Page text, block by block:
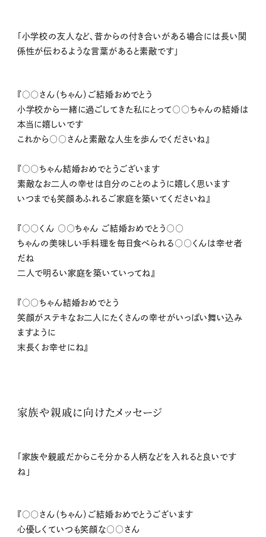
「小学校の友人など、昔からの付き合いがある場合には長い関
係性が伝わるような言葉があると素敵です」
『○○さん（ちゃん）ご結婚おめでとう
⼩学校から⼀緒に過ごしてきた私にとって○○ちゃんの結婚は
本当に嬉しいです
これから○○さんと素敵な⼈⽣を歩んでくださいね』
『○○ちゃん結婚おめでとうございます
素敵なお二人の幸せは自分のことのように嬉しく思います
いつまでも笑顔あふれるご家庭を築いてくださいね』
『○○くん ○○ちゃん ご結婚おめでとう○○
ちゃんの美味しい手料理を毎日食べられる○○くんは幸せ者
だね
二人で明るい家庭を築いていってね』
『○○ちゃん結婚おめでとう
笑顔がステキなお二人にたくさんの幸せがいっぱい舞い込み
ますように
末長くお幸せにね』
家族や親戚に向けたメッセージ
「家族や親戚だからこそ分かる人柄などを入れると良いです
ね」
『○○さん（ちゃん）ご結婚おめでとうございます
⼼優しくていつも笑顔な○○さん